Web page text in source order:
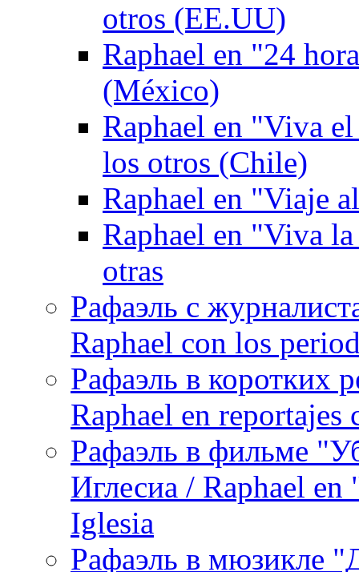
otros (EE.UU)
Raphael en "24
(México)
Raphael en "Viva
los otros (Chile)
Raphael en "Viaje
Raphael en "Viva
otras
Рафаэль с
Raphael con los
Рафаэль в коротких
Raphael en reportajes
Рафаэль в фильме
Иглесиа / Raphael
Iglesia
Рафаэль в мюзикле